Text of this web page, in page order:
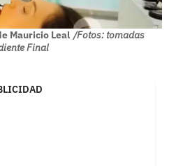
Mauricio Leal /Fotos: tomadas
Final